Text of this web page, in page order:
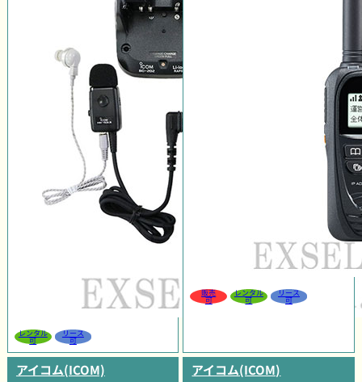
レンタル
可
リース
可
販売
可
レンタル
可
リース
可
アイコム(ICOM) アイコム(ICOM)